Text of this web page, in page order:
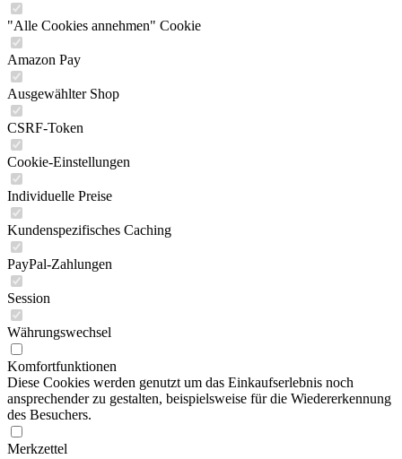
"Alle Cookies annehmen" Cookie
Amazon Pay
Ausgewählter Shop
CSRF-Token
Cookie-Einstellungen
Individuelle Preise
Kundenspezifisches Caching
PayPal-Zahlungen
Session
Währungswechsel
Komfortfunktionen
Diese Cookies werden genutzt um das Einkaufserlebnis noch
ansprechender zu gestalten, beispielsweise für die Wiedererkennung
des Besuchers.
Merkzettel